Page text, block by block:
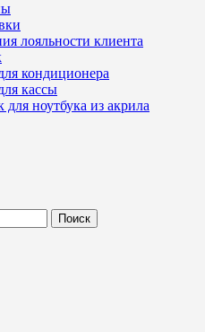
лояльности клиента
кондиционера
кассы
ноутбука из акрила
Поиск